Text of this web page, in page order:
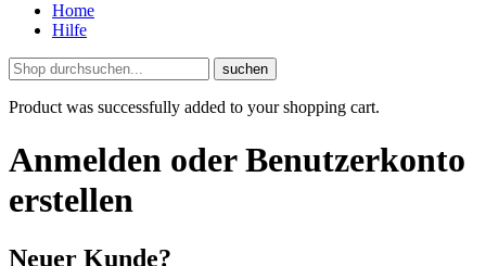
Home
Hilfe
suchen
Product was successfully added to your shopping cart.
Anmelden oder Benutzerkonto
erstellen
Neuer Kunde?